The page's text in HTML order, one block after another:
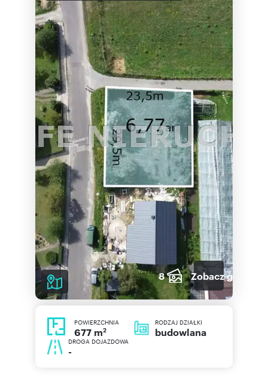
8 Zobacz galerię
POWIERZCHNIA
677 m2
RODZAJ DZIAŁKI
budowlana
DROGA DOJAZDOWA
-